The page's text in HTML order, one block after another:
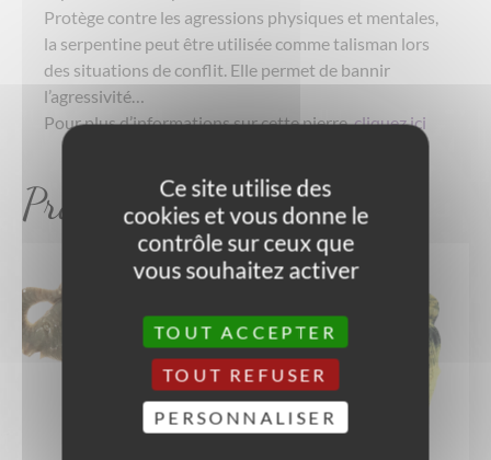
Protège contre les agressions physiques et mentales,
la serpentine peut être utilisée comme talisman lors
des situations de conflit. Elle permet de bannir
l’agressivité…
Pour plus d’informations sur cette pierre,cliquez ici
Produits similaires
Ce site utilise des
cookies et vous donne le
contrôle sur ceux que
vous souhaitez activer
TOUT ACCEPTER
TOUT REFUSER
PERSONNALISER